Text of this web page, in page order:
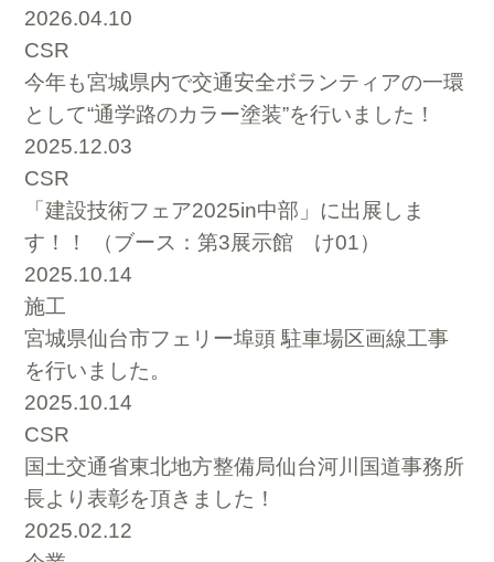
2026.04.10
CSR
今年も宮城県内で交通安全ボランティアの一環
として“通学路のカラー塗装”を行いました！
2025.12.03
CSR
「建設技術フェア2025in中部」に出展しま
す！！ （ブース：第3展示館 け01）
2025.10.14
施工
宮城県仙台市フェリー埠頭 駐車場区画線工事
を行いました。
2025.10.14
CSR
国土交通省東北地方整備局仙台河川国道事務所
長より表彰を頂きました！
2025.02.12